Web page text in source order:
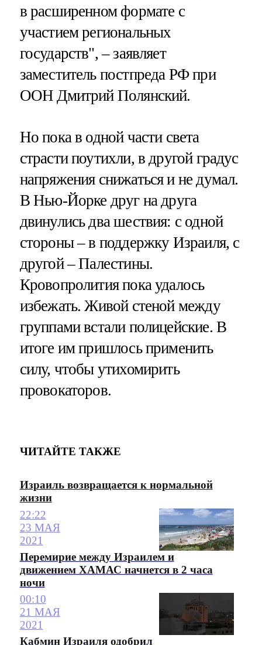
в расширенном формате с
участием региональных
государств", – заявляет
заместитель постпреда РФ при
ООН Дмитрий Полянский.
Но пока в одной части света
страсти поутихли, в другой градус
напряжения снижаться и не думал.
В Нью-Йорке друг на друга
двинулись два шествия: с одной
стороны – в поддержку Израиля, с
другой – Палестины.
Кровопролития пока удалось
избежать. Живой стеной между
группами встали полицейские. В
итоге им пришлось применить
силу, чтобы утихомирить
провокаторов.
ЧИТАЙТЕ ТАКЖЕ
Израиль возвращается к нормальной
жизни
22:22
23 МАЯ
2021
Перемирие между Израилем и
движением ХАМАС начнется в 2 часа
ночи
00:10
21 МАЯ
2021
Кабмин Израиля одобрил